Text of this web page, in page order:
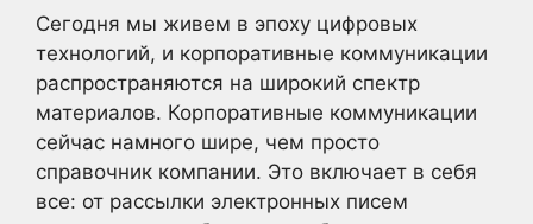
Сегодня мы живем в эпоху цифровых
технологий, и корпоративные коммуникации
распространяются на широкий спектр
материалов. Корпоративные коммуникации
сейчас намного шире, чем просто
справочник компании. Это включает в себя
все: от рассылки электронных писем